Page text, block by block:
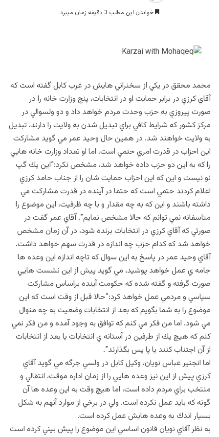
خواندن این مطلب 3 دقیقه زمان میبرد
محمد محقق در يكي از سخنراني هايش در غرب كابل گفته است كه
آقاي كرزي در برابر حمايت او در انتخابات، پنج وزارت خانه را در
صورت پيروزي به حزب وحدت مردم خواهد داد و دو ولسوالي در
مركز كشور كه شرايط كافي براي تبديل شدن به ولايت را دارند،‌ تبديل
به ولايت خواهند شد. در همين حال وحيد عمر مي گويد مشاركت
اين احزاب در قدرت امري حتمي است. اما او تعداد وزارت خانه هايي
را كه به اين دو حزب داده خواهد شد، مشخص نكرد:”اين يك گپ
نو نيست و اين كه اين احزاب حمايت شان را از جناب حامد كرزي
اعلام كردند حتمي است كه حتما در آينده در قدرت مشاركت مي
داشته باشند و اين كه به چه مقدار و با چه ظرفيت، اين موضوع را
متاسفانه نمي توانم كه حالا مشخص نمايم”. آقاي عمر گفت در
صورتي كه آقاي كرزي در انتخابات برنده شود، در آن زمان مشخص
خواهد شد كه كدام حزب چه اندازه در قدرت سهم خواهد داشت.
آقاي وحيد عمر در پاسخ به اين سوال كه تاچه اندازه اين وعده ها
جامه ي عمل خواهد پوشيد، مي گويد پيش از اين نشست هايي
صورت گرفته و گفته شده كه حكومت آينده براساس مشاركت
سياسي و مردمي عمل خواهد كرد:”حالا قبل از وقت است كه اين
موضوع را به شما بگويم كه بعد از انتخابات وضعيت به چه منوال
مي شود. اما من فكر مي كنم كه توافق به وجود آمده و من فكر نمي
كنم كه هيچ يك از طرفين در آستانه ي انتخابات يا بعد از انتخابات
از آن اجتناب كنند يا پا پس بگذارند”.
اما انجنير عباس نويان، وكيل كابل در ولسي جرگه مي گويد آقاي
كرزي پيش از اين نيز وعده هايي را از زمان اداره موقت، انتقالي و
منتخب براي مردم داده است، اما هيچ وقت به اين وعده ها آن
گونه كه بايد عمل نكرده است. ولي در برخي از موارد آنهم به شكل
بسيار اندك به وعده هايش عمل كرده است.
به نظر آقاي نويان قانون اساسي اين موضوع را پيش بيني كرده است